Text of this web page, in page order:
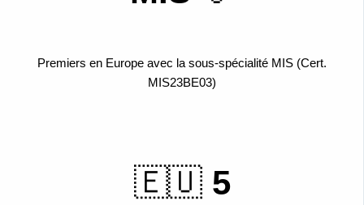
Premiers en Europe avec la sous-spécialité MIS (Cert.
MIS23BE03)
🇪🇺 5